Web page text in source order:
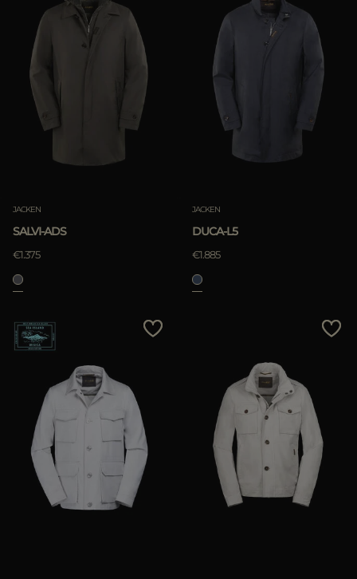
JACKEN
SALVI-ADS
€1.375
JACKEN
DUCA-L5
€1.885